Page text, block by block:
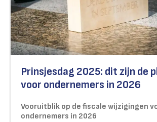
Prinsjesdag 2025: dit zijn de
voor ondernemers in 2026
Vooruitblik op de fiscale wijzigingen
ondernemers in 2026